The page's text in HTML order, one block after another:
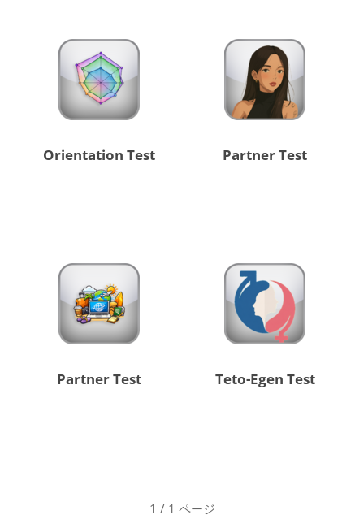
Orientation Test Partner Test
Partner Test Teto-Egen Test
1 / 1 ページ